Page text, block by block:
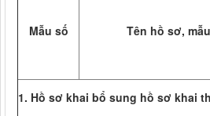
Mẫu số Tên hồ sơ,
1. Hồ sơ khai bổ sung hồ sơ khai